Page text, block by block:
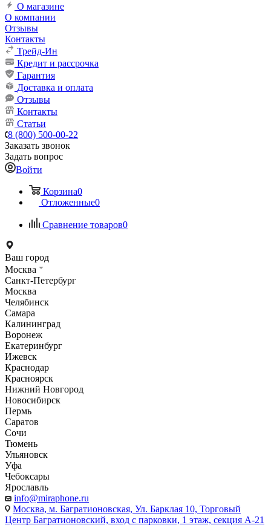
О магазине
О компании
Отзывы
Контакты
Трейд-Ин
Кредит и рассрочка
Гарантия
Доставка и оплата
Отзывы
Контакты
Статьи
8 (800) 500-00-22
Заказать звонок
Задать вопрос
Войти
Корзина0
Отложенные0
Сравнение товаров0
Ваш город
Москва
Санкт-Петербург
Москва
Челябинск
Самара
Калининград
Воронеж
Екатеринбург
Ижевск
Краснодар
Красноярск
Нижний Новгород
Новосибирск
Пермь
Саратов
Сочи
Тюмень
Ульяновск
Уфа
Чебоксары
Ярославль
info@miraphone.ru
Москва, м. Багратионовская, Ул. Барклая 10, Торговый
Центр Багратионовский, вход с парковки, 1 этаж, секция А-21